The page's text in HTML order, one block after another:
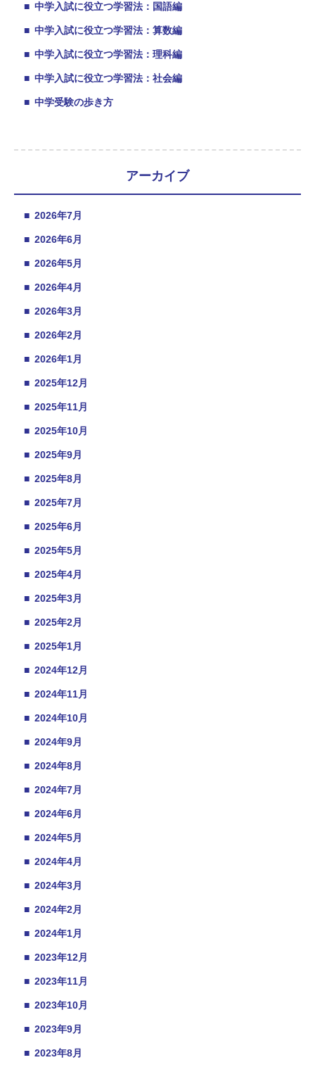
■ 中学入試に役立つ学習法：国語編
■ 中学入試に役立つ学習法：算数編
■ 中学入試に役立つ学習法：理科編
■ 中学入試に役立つ学習法：社会編
■ 中学受験の歩き方
アーカイブ
■ 2026年7月
■ 2026年6月
■ 2026年5月
■ 2026年4月
■ 2026年3月
■ 2026年2月
■ 2026年1月
■ 2025年12月
■ 2025年11月
■ 2025年10月
■ 2025年9月
■ 2025年8月
■ 2025年7月
■ 2025年6月
■ 2025年5月
■ 2025年4月
■ 2025年3月
■ 2025年2月
■ 2025年1月
■ 2024年12月
■ 2024年11月
■ 2024年10月
■ 2024年9月
■ 2024年8月
■ 2024年7月
■ 2024年6月
■ 2024年5月
■ 2024年4月
■ 2024年3月
■ 2024年2月
■ 2024年1月
■ 2023年12月
■ 2023年11月
■ 2023年10月
■ 2023年9月
■ 2023年8月